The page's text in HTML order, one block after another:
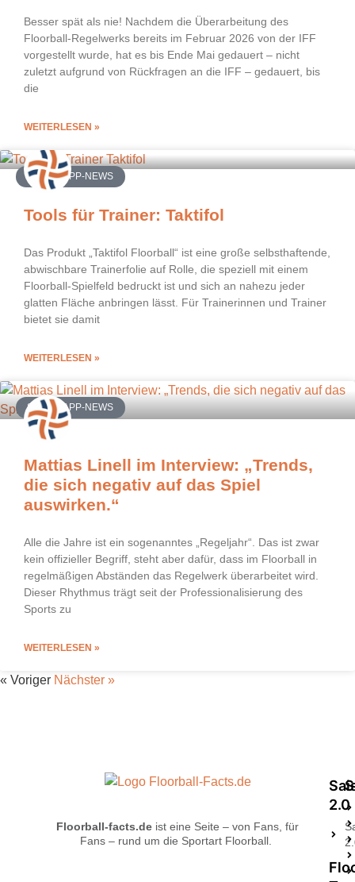
Besser spät als nie! Nachdem die Überarbeitung des
Floorball-Regelwerks bereits im Februar 2026 von der IFF
vorgestellt wurde, hat es bis Ende Mai gedauert – nicht
zuletzt aufgrund von Rückfragen an die IFF – gedauert, bis
die
WEITERLESEN »
SCHIRI-APP-NEWS
Tools für Trainer: Taktifol
Das Produkt „Taktifol Floorball“ ist eine große selbsthaftende,
abwischbare Trainerfolie auf Rolle, die speziell mit einem
Floorball-Spielfeld bedruckt ist und sich an nahezu jeder
glatten Fläche anbringen lässt. Für Trainerinnen und Trainer
bietet sie damit
WEITERLESEN »
SCHIRI-APP-NEWS
Mattias Linell im Interview: „Trends,
die sich negativ auf das Spiel
auswirken.“
Alle die Jahre ist ein sogenanntes „Regeljahr“. Das ist zwar
kein offizieller Begriff, steht aber dafür, dass im Floorball in
regelmäßigen Abständen das Regelwerk überarbeitet wird.
Dieser Rhythmus trägt seit der Professionalisierung des
Sports zu
WEITERLESEN »
« Voriger Nächster »
Floorball-facts.de ist eine Seite – von Fans, für
Fans – rund um die Sportart Floorball.
2.0